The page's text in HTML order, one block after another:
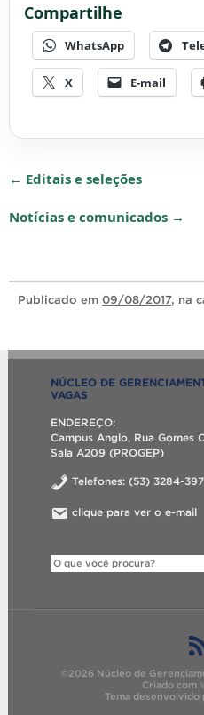
Compartilhe
WhatsApp
X E-mail
← Editais e seleções
Notícias e comunicados →
Publicado em 09/08/2017, na
NÚCLEO DE
VAGAS
ENDEREÇO:
Campus Anglo, Rua Gomes
Sala A209 (PROGEP)
Telefones: (53) 3284-
clique para ver o e-mail
©2026 Núcleo de
Criado com
Tema desenvolvido